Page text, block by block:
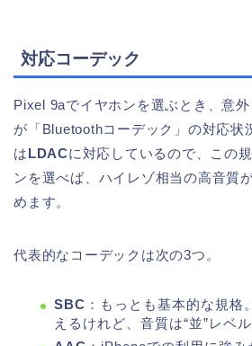
対応コーデック
Pixel 9aでイヤホンを選ぶとき、意
が「Bluetoothコーデック」の対応状
はLDACに対応しているので、この
ンを選べば、ハイレゾ相当の高音質
めます。
代表的なコーデックは次の3つ。
SBC ：もっとも基本的な規格
えるけれど、音質は“並”レベル